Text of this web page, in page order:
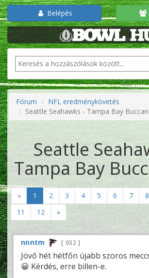
Belépés
Fórum
NFL eredménykövetés
Seattle Seahawks - Tampa Bay
Seattle
Tampa Bay
« 1 2 3 4 5 6 7 8
11
12 »
nnntm 932
Jövő hét hétfőn újabb szoros
😀 Kérdés, erre billen-e.